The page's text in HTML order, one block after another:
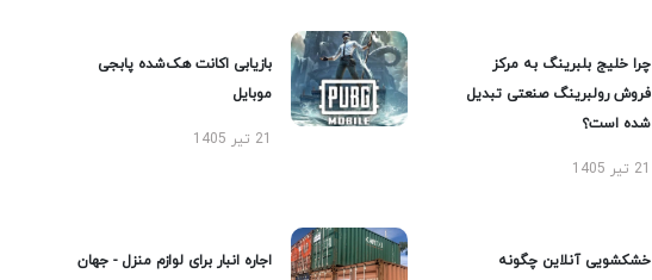
چرا خلیج بلبرینگ به مرکز
فروش رولبرینگ صنعتی تبدیل
شده است؟
21 تیر 1405
بازیابی اکانت هک‌شده پابجی
موبایل
21 تیر 1405
خشکشویی آنلاین چگونه
اجاره انبار برای لوازم منزل - جهان